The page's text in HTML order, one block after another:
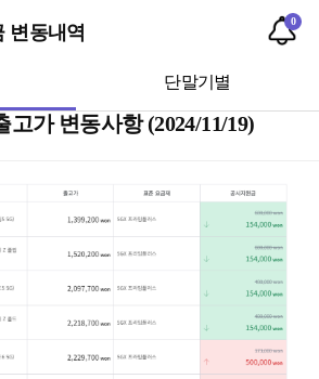
변동내역
0
단말기별
고가 변동사항 (2024/11/19)